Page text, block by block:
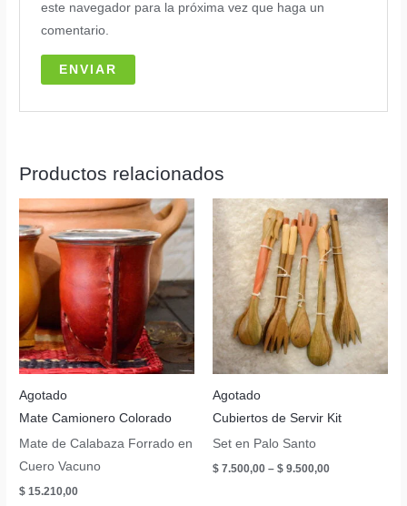
este navegador para la próxima vez que haga un
comentario.
Productos relacionados
Agotado
Mate Camionero Colorado
Mate de Calabaza Forrado en
Cuero Vacuno
$ 15.210,00
Agotado
Cubiertos de Servir Kit
Set en Palo Santo
$ 7.500,00 – $ 9.500,00